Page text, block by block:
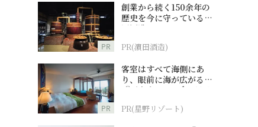
PR
創業から続く150余年の
歴史を今に守っている濵
田酒造
PR(濵田酒造)
PR
客室はすべて海側にあ
り、眼前に海が広がる
『西表島ホテル by 星野
PR(星野リゾート)